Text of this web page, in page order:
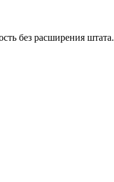
без расширения штата.